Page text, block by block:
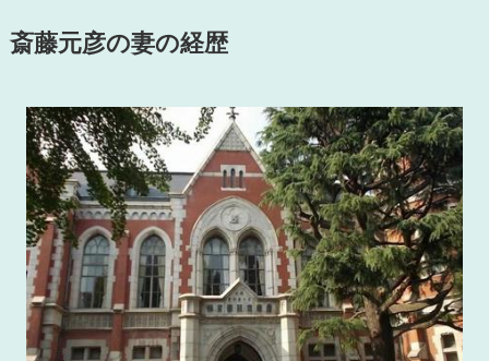
斎藤元彦の妻の経歴